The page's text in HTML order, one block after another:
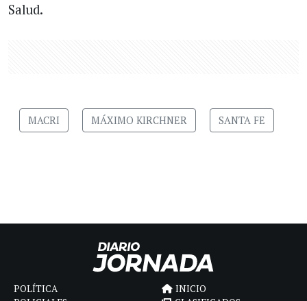
Salud.
MACRI MÁXIMO KIRCHNER SANTA FE
POLÍTICA
INICIO